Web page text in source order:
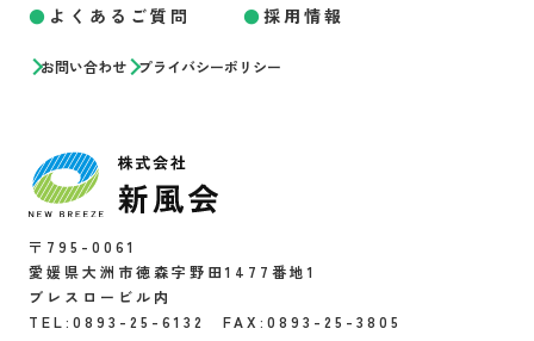
よくあるご質問
採用情報
お問い合わせ プライバシーポリシー
〒795-0061
愛媛県大洲市徳森字野田1477番地1
ブレスロービル内
TEL:0893-25-6132 FAX:0893-25-3805